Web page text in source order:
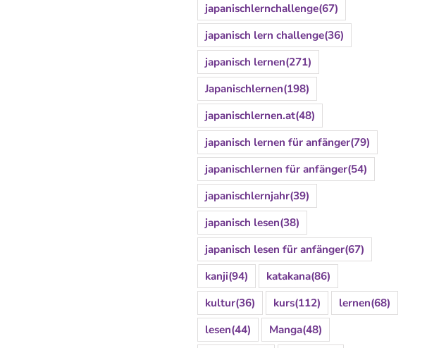
japanischlernchallenge(67)
japanisch lern challenge(36)
japanisch lernen(271)
Japanischlernen(198)
japanischlernen.at(48)
japanisch lernen für anfänger(79)
japanischlernen für anfänger(54)
japanischlernjahr(39)
japanisch lesen(38)
japanisch lesen für anfänger(67)
kanji(94) katakana(86)
kultur(36) kurs(112) lernen(68)
lesen(44) Manga(48)